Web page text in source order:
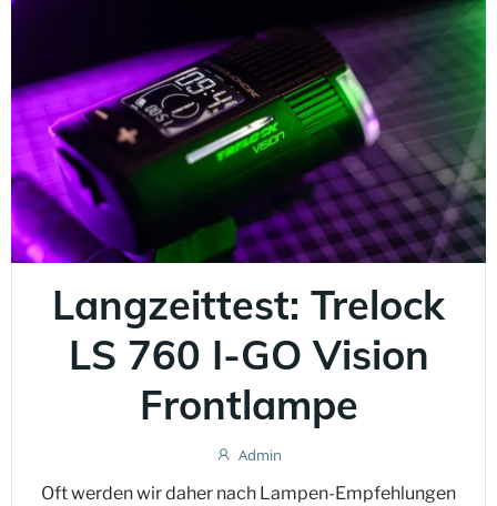
Langzeittest: Trelock
LS 760 I-GO Vision
Frontlampe
Admin
Oft werden wir daher nach Lampen-Empfehlungen